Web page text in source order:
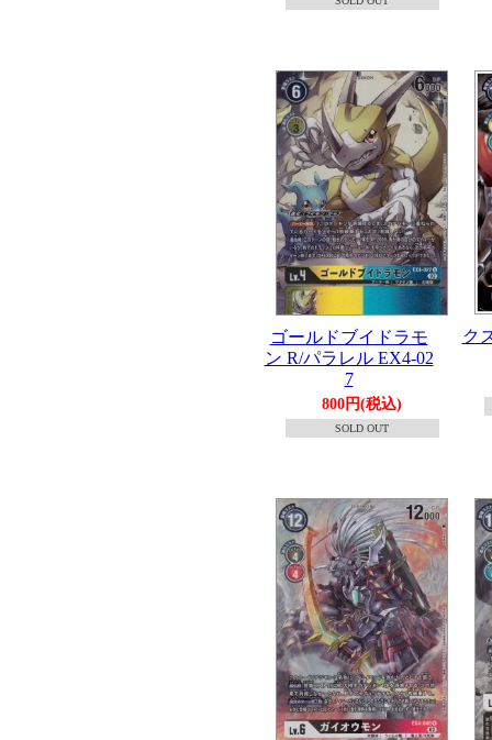
ゴールドブイドラモ
ン R/パラレル EX4-02
7
800円(税込)
SOLD OUT
ク